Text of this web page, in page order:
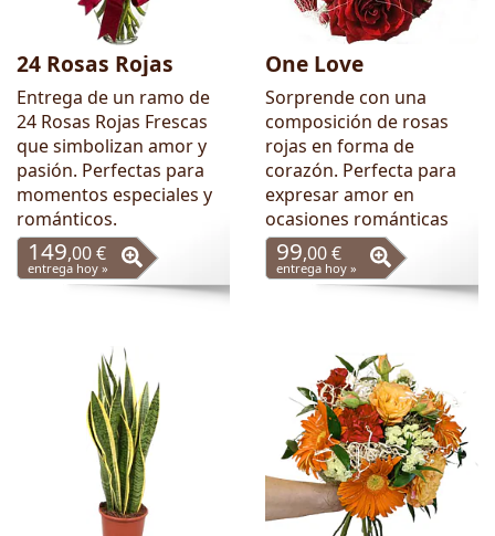
24 Rosas Rojas
Entrega de un ramo de
24 Rosas Rojas Frescas
que simbolizan amor y
pasión. Perfectas para
momentos especiales y
románticos.
149,00 €
entrega hoy »
One Love
Sorprende con una
composición de rosas
rojas en forma de
corazón. Perfecta para
expresar amor en
ocasiones románticas
99,00 €
entrega hoy »